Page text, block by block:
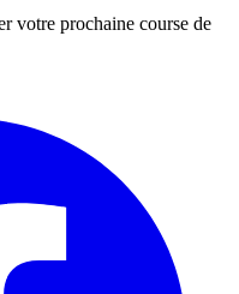
votre prochaine course de